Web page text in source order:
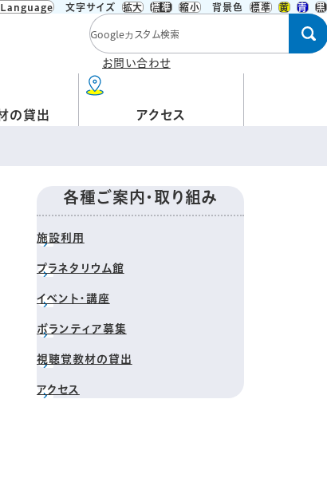
Language 文字サイズ 拡大 標準 縮小 背景色 標準 黄 青 黒
検索キーワード
お問い合わせ
の貸出 アクセス
各種ご案内・取り組み
施設利用
プラネタリウム館
イベント・講座
ボランティア募集
視聴覚教材の貸出
アクセス